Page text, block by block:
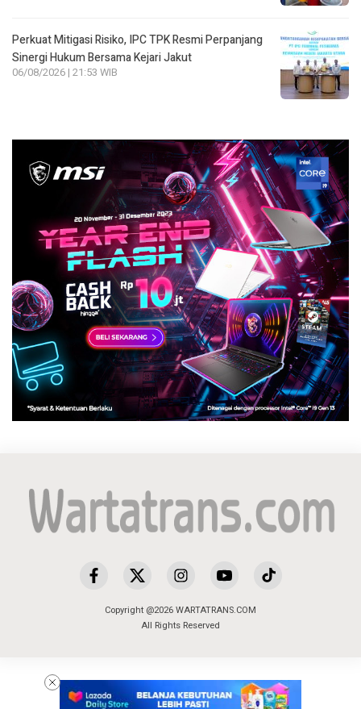
Perkuat Mitigasi Risiko, IPC TPK Resmi Perpanjang
Sinergi Hukum Bersama Kejari Jakut
06/08/2026 | 21:53 WIB
Copyright @2026 WARTATRANS.COM
All Rights Reserved